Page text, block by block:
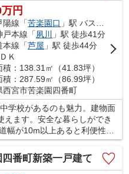
・建築確認費用88万円・水
55万円
円
陽線「苦楽園口 」駅 バス6分 「苦楽園」 停歩6分
戸本線「夙川
」駅 徒歩41分
本線「芦屋 」駅 徒歩44分
Ｋ
積：138.31㎡（41.83坪）
積：287.59㎡（86.99坪）
西宮市苦楽園四番町
学校があるのも魅力。建物面
ます。安全な暮らしができ
幅が10m以上あると利便性が
、西宮市の不動産情報が豊富
口近くでの住まい探しにも自
番町新築一戸建て